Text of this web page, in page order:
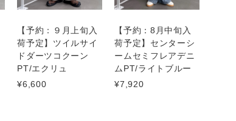
【予約：９月上旬入
荷予定】ツイルサイ
ドダーツコクーン
PT/エクリュ
¥6,600
【予約：8月中旬入
荷予定】センターシ
ームセミフレアデニ
ムPT/ライトブルー
¥7,920